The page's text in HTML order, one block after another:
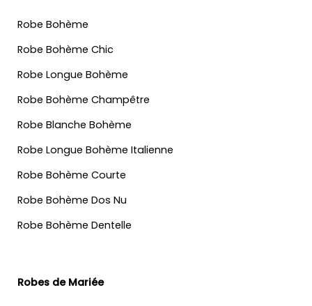
Robe Bohème
Robe Bohème Chic
Robe Longue Bohème
Robe Bohème Champêtre
Robe Blanche Bohème
Robe Longue Bohème Italienne
Robe Bohème Courte
Robe Bohème Dos Nu
Robe Bohème Dentelle
Robes de Mariée